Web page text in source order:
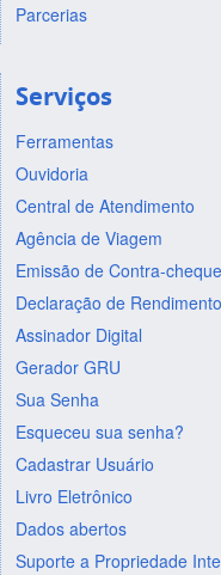
Parcerias
Serviços
Ferramentas
Ouvidoria
Central de Atendimento
Agência de Viagem
Emissão de Contra-
Declaração de
Assinador Digital
Gerador GRU
Sua Senha
Esqueceu sua senha?
Cadastrar Usuário
Livro Eletrônico
Dados abertos
Suporte a Propriedade